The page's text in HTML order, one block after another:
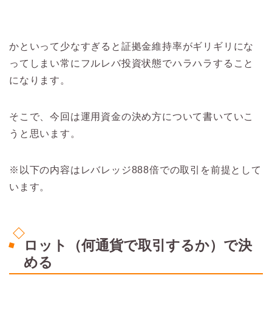
かといって少なすぎると証拠金維持率がギリギリにな
ってしまい常にフルレバ投資状態でハラハラすること
になります。
そこで、今回は運用資金の決め方について書いていこ
うと思います。
※以下の内容はレバレッジ888倍での取引を前提として
います。
ロット（何通貨で取引するか）で決
める